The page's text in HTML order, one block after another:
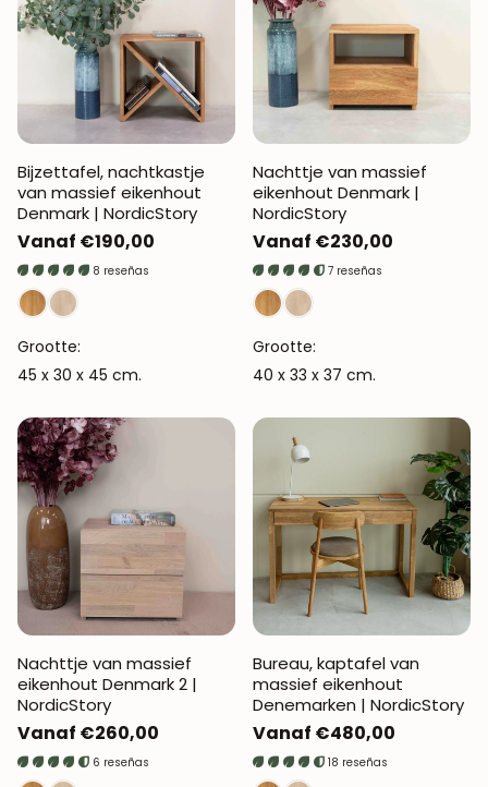
Bijzettafel, nachtkastje
van massief eikenhout
Denmark | NordicStory
Normale
prijs
Vanaf €190,00
8 reseñas
Grootte:
45 x 30 x 45 cm.
Nachttje van massief
eikenhout Denmark |
NordicStory
Normale
prijs
Vanaf €230,00
7 reseñas
Grootte:
40 x 33 x 37 cm.
Nachttje van massief
eikenhout Denmark 2 |
NordicStory
Normale
prijs
Vanaf €260,00
6 reseñas
Bureau, kaptafel van
massief eikenhout
Denemarken | NordicStory
Normale
prijs
Vanaf €480,00
18 reseñas